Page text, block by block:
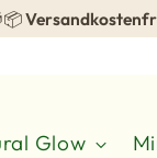
4.8von 5Sternen
Glow